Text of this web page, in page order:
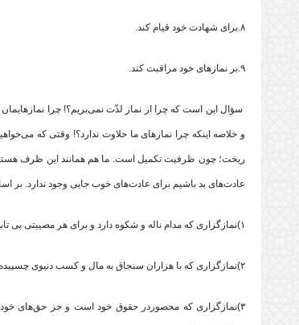
۸.برای ‌شهادت خود قیام کند.
۹.بر نمازهای خود مراقبت کند.
سؤال این است که چرا از نماز لذّت نمی‌بریم؟! چرا
و خلاصه اینکه چرا نماز‌های ما حلاوت ندارد؟! وقتی که
ریخت؛ چون ظرفیت تکمیل است. ما هم همانند این ظرف
عادت‌های بد باشیم برای عادت‌های خوب جایی وجود ندارد. بر
۱)نمازگزاری که مدام ناله و شکوه دارد و برای هر مصیبتی بی تابی می‌کند، جای خالی برای صبر بر مصائب ندارد؛ پس نمی‌تواند به واسطه‌ی صبر ساکت وشکیبا باشد.
۲)نمازگزاری که با هزاران سنجاق به مال و کسب دنیوی چسپیده است، نمی‌تواند با دستیابی به خیر و فزونی نعمت، بخشنده شود.
۳)نمازگزاری که محصوردر حقوق خود است و جز حق‌های خود